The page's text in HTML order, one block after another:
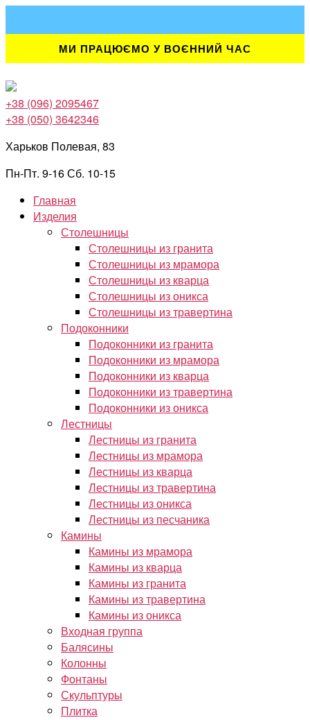
содержимомуМИ ПРАЦЮЄМО У ВОЄННИЙ ЧАС
+38 (096) 2095467
+38 (050) 3642346
Харьков Полевая, 83
Пн-Пт. 9-16 Сб. 10-15
Главная
Изделия
Столешницы
Столешницы из гранита
Столешницы из мрамора
Столешницы из кварца
Столешницы из оникса
Столешницы из травертина
Подоконники
Подоконники из гранита
Подоконники из мрамора
Подоконники из кварца
Подоконники из травертина
Подоконники из оникса
Лестницы
Лестницы из гранита
Лестницы из мрамора
Лестницы из кварца
Лестницы из травертина
Лестницы из оникса
Лестницы из песчаника
Камины
Камины из мрамора
Камины из кварца
Камины из гранита
Камины из травертина
Камины из оникса
Входная группа
Балясины
Колонны
Фонтаны
Скульптуры
Плитка